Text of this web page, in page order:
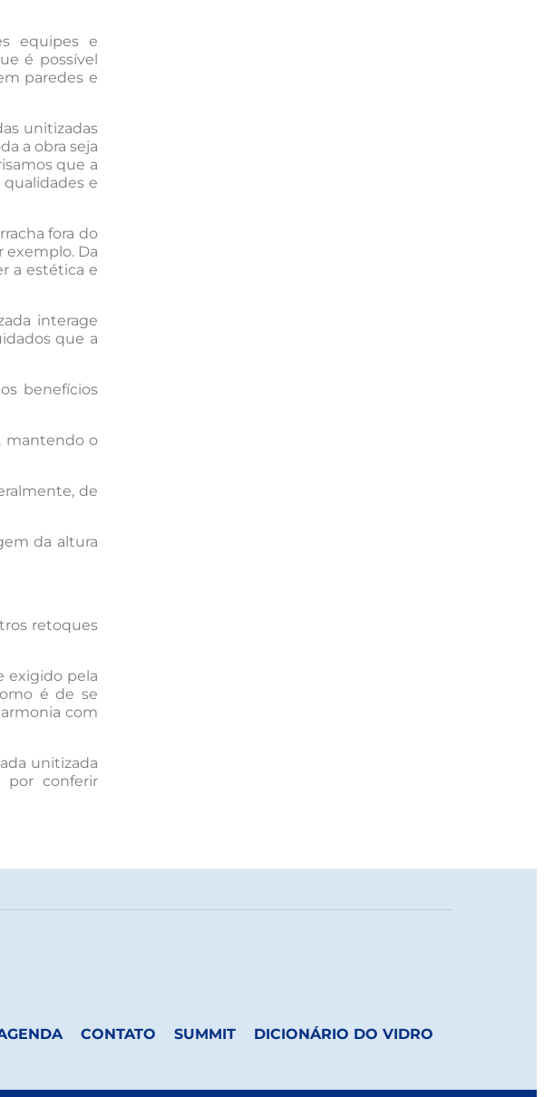
equipes e
é possível
paredes e
unitizadas
a obra seja
que a
e
fora do
exemplo. Da
a estética e
interage
que a
benefícios
mantendo o
de
da altura
retoques
exigido pela
é de se
com
unitizada
por conferir
CONTATO SUMMIT DICIONÁRIO DO VIDRO